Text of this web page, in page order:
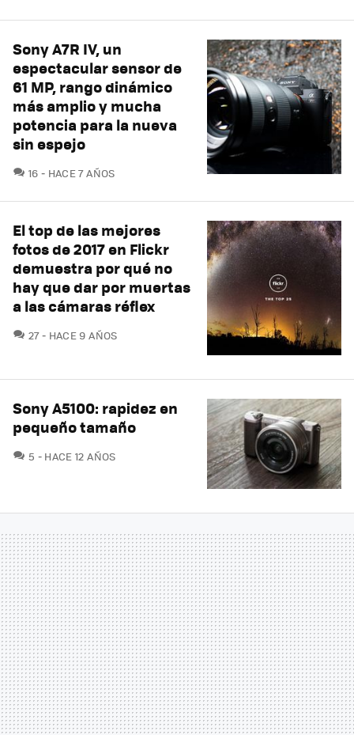
Sony A7R IV, un
espectacular sensor de
61 MP, rango dinámico
más amplio y mucha
potencia para la nueva
sin espejo
16 COMENTARIOS
HACE 7 AÑOS
El top de las mejores
fotos de 2017 en Flickr
demuestra por qué no
hay que dar por muertas
a las cámaras réflex
27COMENTARIOS
HACE 9 AÑOS
Sony A5100: rapidez en
pequeño tamaño
5 COMENTARIOS
HACE 12 AÑOS